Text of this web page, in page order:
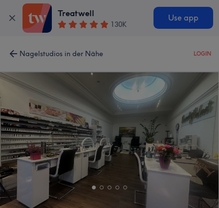
Treatwell
130K
Use app
Nagelstudios in der Nähe LOGIN